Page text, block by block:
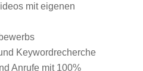
mit eigenen
Keywordrecherche
Anrufe mit 100%